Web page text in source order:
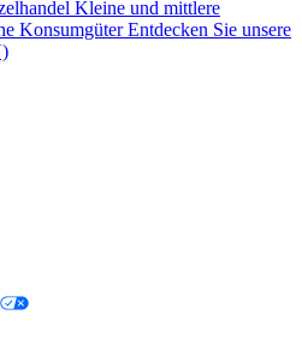
Kleine und mittlere
Konsumgüter Entdecken Sie unsere